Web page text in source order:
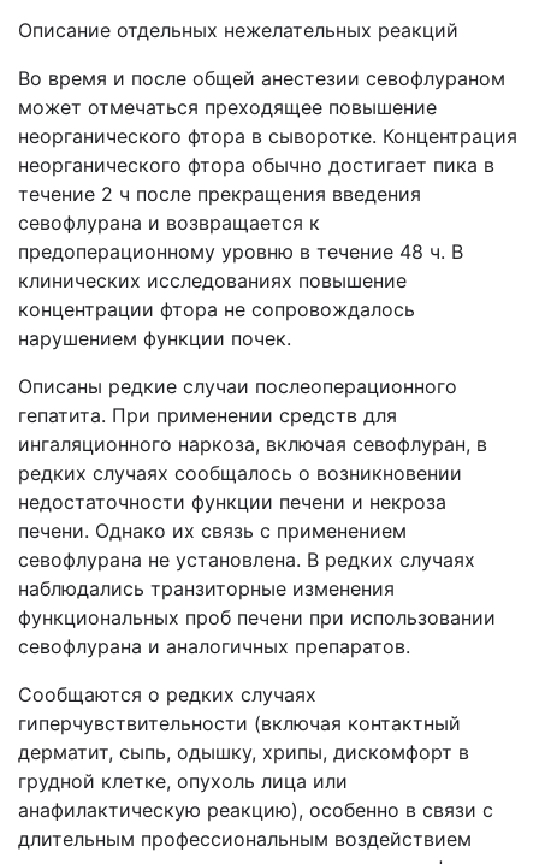
Описание отдельных нежелательных реакций
Во время и после общей анестезии севофлураном
может отмечаться преходящее повышение
неорганического фтора в сыворотке. Концентрация
неорганического фтора обычно достигает пика в
течение 2 ч после прекращения введения
севофлурана и возвращается к
предоперационному уровню в течение 48 ч. В
клинических исследованиях повышение
концентрации фтора не сопровождалось
нарушением функции почек.
Описаны редкие случаи послеоперационного
гепатита. При применении средств для
ингаляционного наркоза, включая севофлуран, в
редких случаях сообщалось о возникновении
недостаточности функции печени и некроза
печени. Однако их связь с применением
севофлурана не установлена. В редких случаях
наблюдались транзиторные изменения
функциональных проб печени при использовании
севофлурана и аналогичных препаратов.
Сообщаются о редких случаях
гиперчувствительности (включая контактный
дерматит, сыпь, одышку, хрипы, дискомфорт в
грудной клетке, опухоль лица или
анафилактическую реакцию), особенно в связи с
длительным профессиональным воздействием